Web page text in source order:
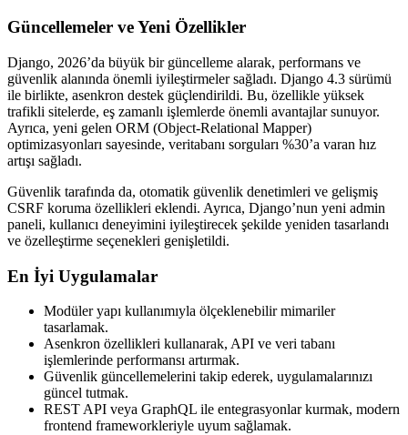
Güncellemeler ve Yeni Özellikler
Django, 2026’da büyük bir güncelleme alarak, performans ve
güvenlik alanında önemli iyileştirmeler sağladı. Django 4.3 sürümü
ile birlikte, asenkron destek güçlendirildi. Bu, özellikle yüksek
trafikli sitelerde, eş zamanlı işlemlerde önemli avantajlar sunuyor.
Ayrıca, yeni gelen ORM (Object-Relational Mapper)
optimizasyonları sayesinde, veritabanı sorguları %30’a varan hız
artışı sağladı.
Güvenlik tarafında da, otomatik güvenlik denetimleri ve gelişmiş
CSRF koruma özellikleri eklendi. Ayrıca, Django’nun yeni admin
paneli, kullanıcı deneyimini iyileştirecek şekilde yeniden tasarlandı
ve özelleştirme seçenekleri genişletildi.
En İyi Uygulamalar
Modüler yapı kullanımıyla ölçeklenebilir mimariler
tasarlamak.
Asenkron özellikleri kullanarak, API ve veri tabanı
işlemlerinde performansı artırmak.
Güvenlik güncellemelerini takip ederek, uygulamalarınızı
güncel tutmak.
REST API veya GraphQL ile entegrasyonlar kurmak, modern
frontend frameworkleriyle uyum sağlamak.